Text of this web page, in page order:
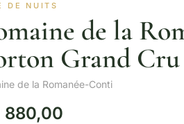
DE NUITS
de la
Grand Cru
de la Romanée-Conti
880,00